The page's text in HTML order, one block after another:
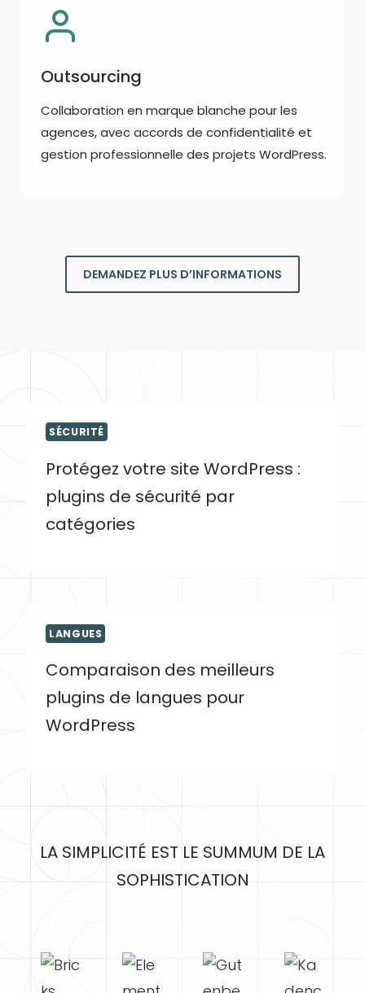
Outsourcing
Collaboration en marque blanche pour les
agences, avec accords de confidentialité et
gestion professionnelle des projets WordPress.
DEMANDEZ PLUS D’INFORMATIONS
SÉCURITÉ
Protégez votre site WordPress :
plugins de sécurité par
catégories
LANGUES
Comparaison des meilleurs
plugins de langues pour
WordPress
LA SIMPLICITÉ EST LE SUMMUM DE LA
SOPHISTICATION